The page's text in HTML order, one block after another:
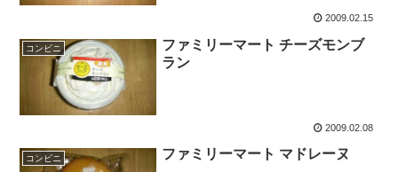
2009.02.15
コンビニ
ファミリーマート チーズモンブ
ラン
2009.02.08
コンビニ ファミリーマート マドレーヌ